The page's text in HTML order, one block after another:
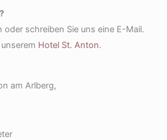
oder schreiben Sie uns eine E-Mail.
Hotel St. Anton.
am Arlberg,